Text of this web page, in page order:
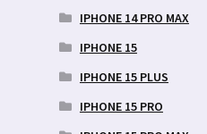
IPHONE 14 PRO MAX
IPHONE 15
IPHONE 15 PLUS
IPHONE 15 PRO